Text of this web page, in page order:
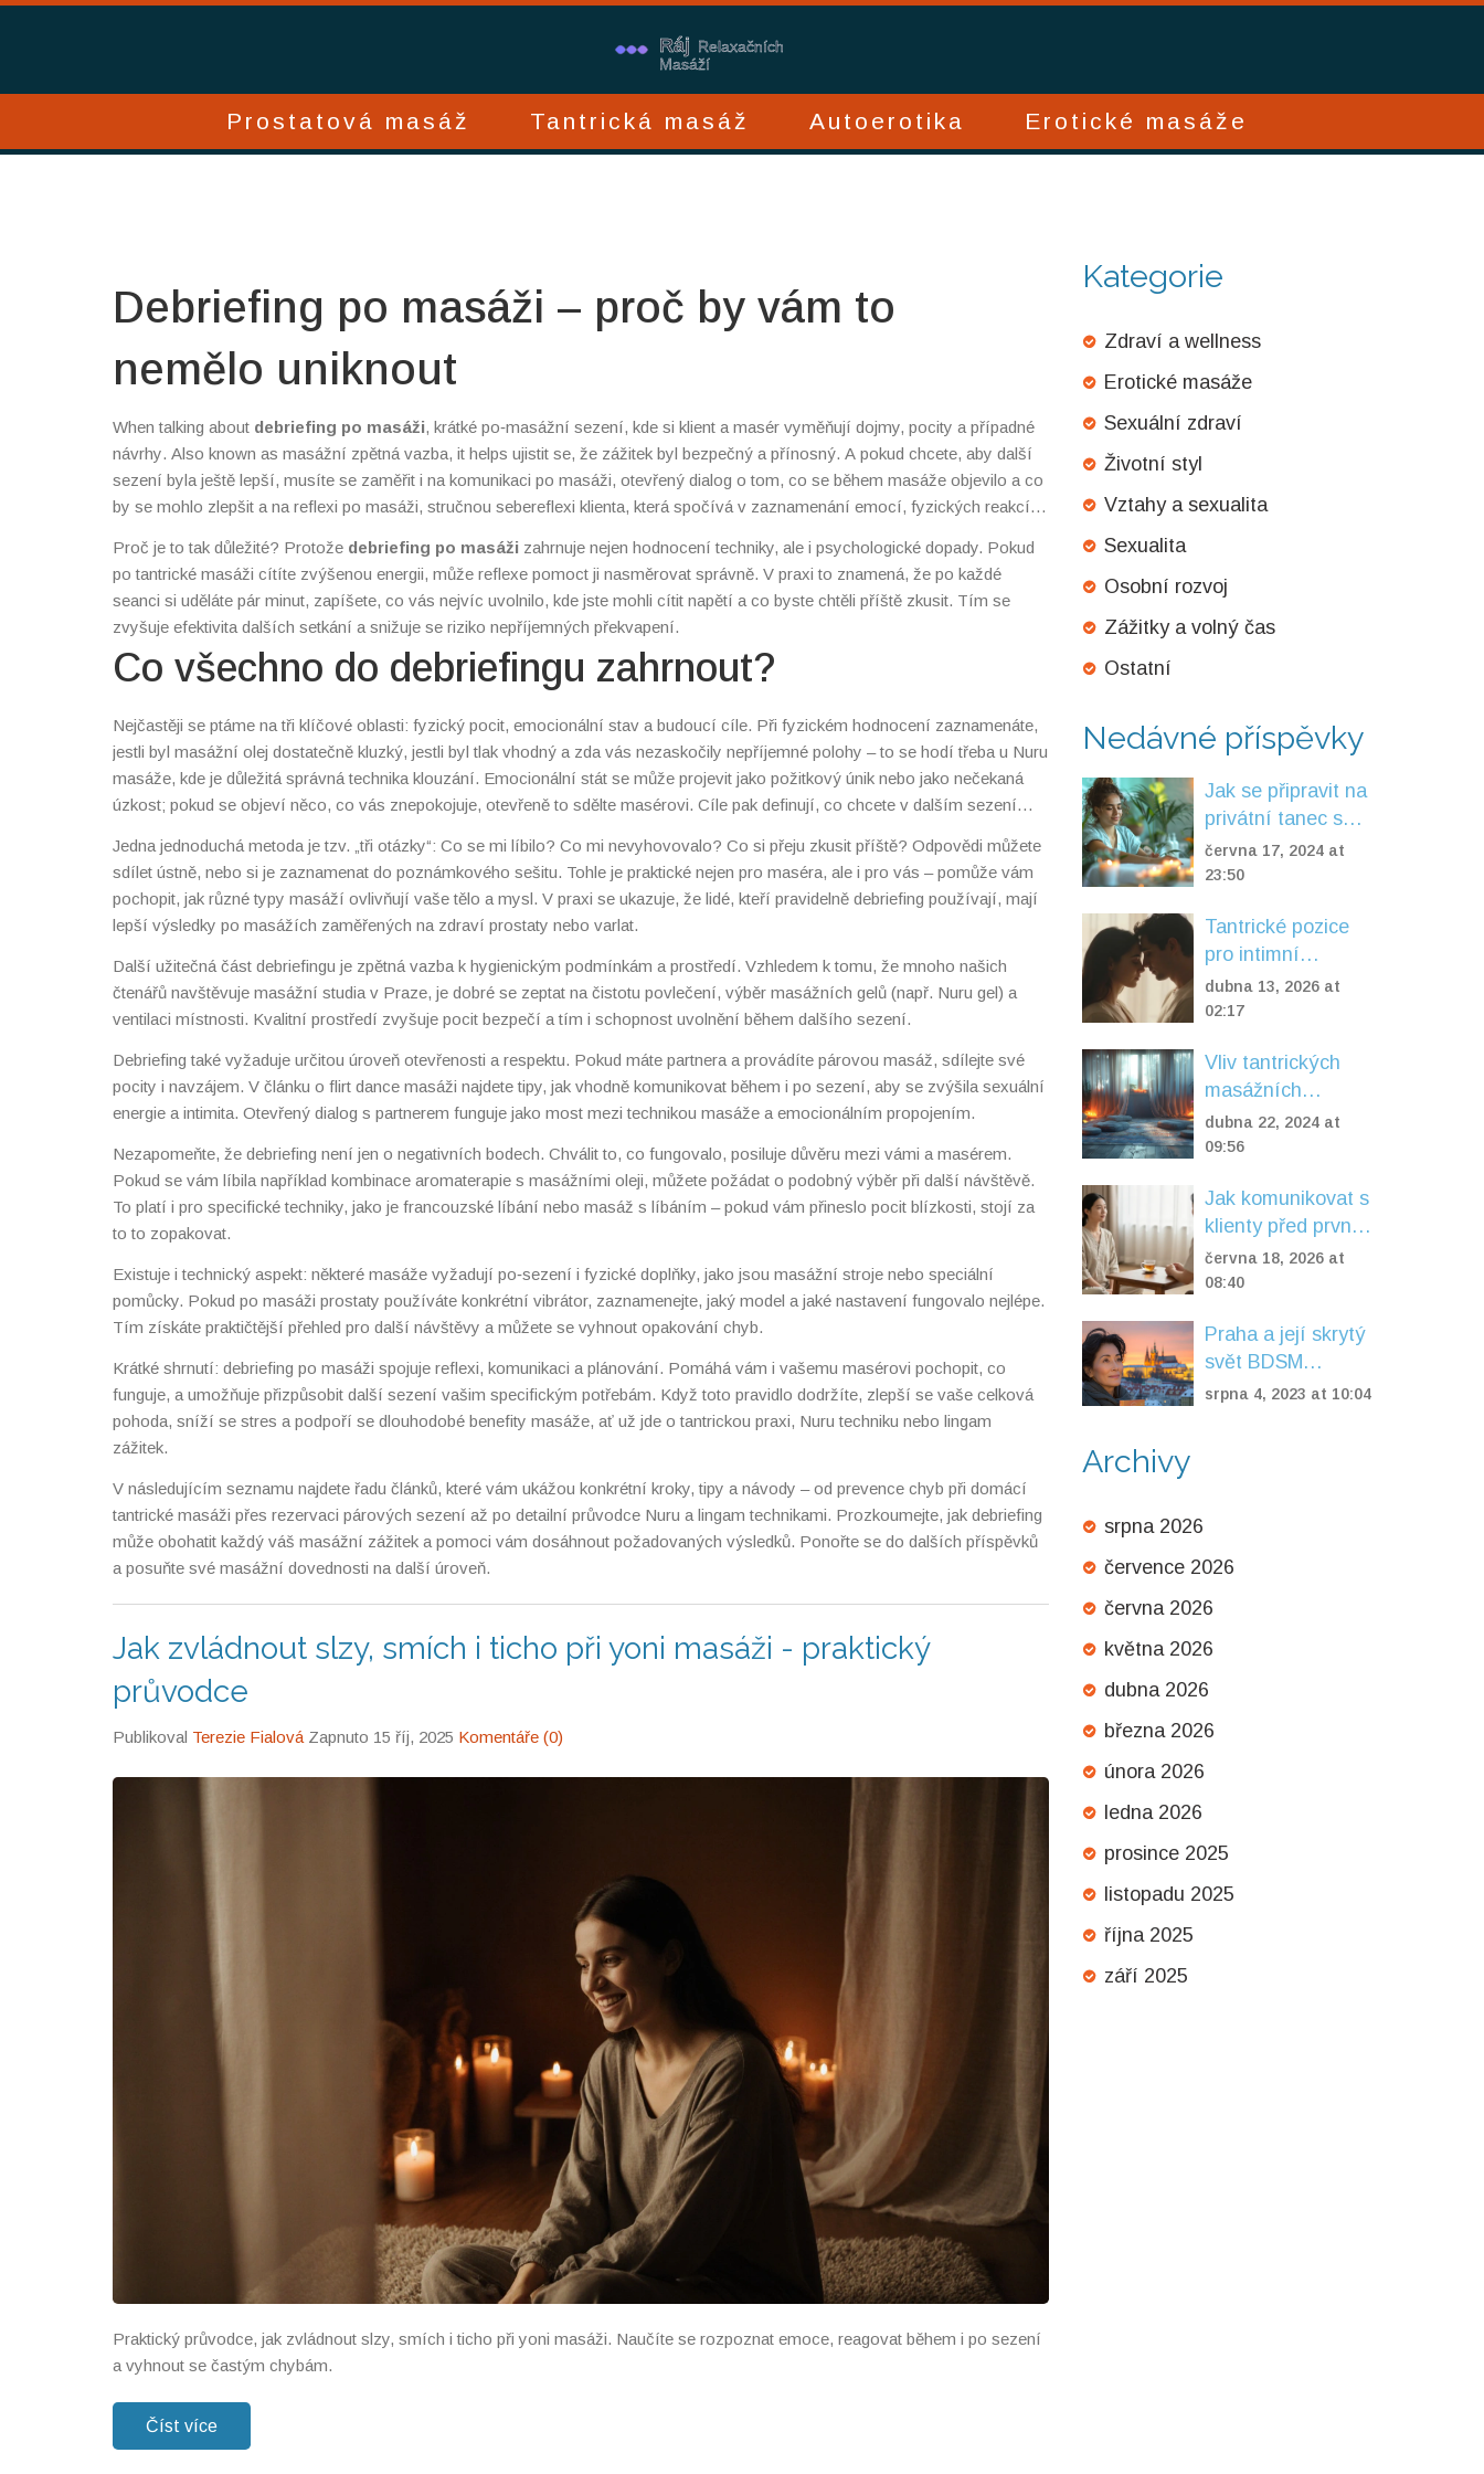
Prostatová masáž Tantrická masáž Autoerotika Erotické masáže
Debriefing po masáži – proč by vám to
nemělo uniknout
When talking about debriefing po masáži, krátké po‑masážní sezení, kde si klient a masér vyměňují dojmy, pocity a případné
návrhy. Also known as masážní zpětná vazba, it helps ujistit se, že zážitek byl bezpečný a přínosný. A pokud chcete, aby další
sezení byla ještě lepší, musíte se zaměřit i na komunikaci po masáži, otevřený dialog o tom, co se během masáže objevilo a co
by se mohlo zlepšit a na reflexi po masáži, stručnou sebereflexi klienta, která spočívá v zaznamenání emocí, fyzických reakcí a
Proč je to tak důležité? Protože debriefing po masáži zahrnuje nejen hodnocení techniky, ale i psychologické dopady. Pokud
po tantrické masáži cítíte zvýšenou energii, může reflexe pomoct ji nasměrovat správně. V praxi to znamená, že po každé
seanci si uděláte pár minut, zapíšete, co vás nejvíc uvolnilo, kde jste mohli cítit napětí a co byste chtěli příště zkusit. Tím se
zvyšuje efektivita dalších setkání a snižuje se riziko nepříjemných překvapení.
Co všechno do debriefingu zahrnout?
Nejčastěji se ptáme na tři klíčové oblasti: fyzický pocit, emocionální stav a budoucí cíle. Při fyzickém hodnocení zaznamenáte,
jestli byl masážní olej dostatečně kluzký, jestli byl tlak vhodný a zda vás nezaskočily nepříjemné polohy – to se hodí třeba u Nuru
masáže, kde je důležitá správná technika klouzání. Emocionální stát se může projevit jako požitkový únik nebo jako nečekaná
úzkost; pokud se objeví něco, co vás znepokojuje, otevřeně to sdělte masérovi. Cíle pak definují, co chcete v dalším sezení
Jedna jednoduchá metoda je tzv. „tři otázky“: Co se mi líbilo? Co mi nevyhovovalo? Co si přeju zkusit příště? Odpovědi můžete
sdílet ústně, nebo si je zaznamenat do poznámkového sešitu. Tohle je praktické nejen pro maséra, ale i pro vás – pomůže vám
pochopit, jak různé typy masáží ovlivňují vaše tělo a mysl. V praxi se ukazuje, že lidé, kteří pravidelně debriefing používají, mají
lepší výsledky po masážích zaměřených na zdraví prostaty nebo varlat.
Další užitečná část debriefingu je zpětná vazba k hygienickým podmínkám a prostředí. Vzhledem k tomu, že mnoho našich
čtenářů navštěvuje masážní studia v Praze, je dobré se zeptat na čistotu povlečení, výběr masážních gelů (např. Nuru gel) a
ventilaci místnosti. Kvalitní prostředí zvyšuje pocit bezpečí a tím i schopnost uvolnění během dalšího sezení.
Debriefing také vyžaduje určitou úroveň otevřenosti a respektu. Pokud máte partnera a provádíte párovou masáž, sdílejte své
pocity i navzájem. V článku o flirt dance masáži najdete tipy, jak vhodně komunikovat během i po sezení, aby se zvýšila sexuální
energie a intimita. Otevřený dialog s partnerem funguje jako most mezi technikou masáže a emocionálním propojením.
Nezapomeňte, že debriefing není jen o negativních bodech. Chválit to, co fungovalo, posiluje důvěru mezi vámi a masérem.
Pokud se vám líbila například kombinace aromaterapie s masážními oleji, můžete požádat o podobný výběr při další návštěvě.
To platí i pro specifické techniky, jako je francouzské líbání nebo masáž s líbáním – pokud vám přineslo pocit blízkosti, stojí za
to to zopakovat.
Existuje i technický aspekt: některé masáže vyžadují po‑sezení i fyzické doplňky, jako jsou masážní stroje nebo speciální
pomůcky. Pokud po masáži prostaty používáte konkrétní vibrátor, zaznamenejte, jaký model a jaké nastavení fungovalo nejlépe.
Tím získáte praktičtější přehled pro další návštěvy a můžete se vyhnout opakování chyb.
Krátké shrnutí: debriefing po masáži spojuje reflexi, komunikaci a plánování. Pomáhá vám i vašemu masérovi pochopit, co
funguje, a umožňuje přizpůsobit další sezení vašim specifickým potřebám. Když toto pravidlo dodržíte, zlepší se vaše celková
pohoda, sníží se stres a podpoří se dlouhodobé benefity masáže, ať už jde o tantrickou praxi, Nuru techniku nebo lingam
zážitek.
V následujícím seznamu najdete řadu článků, které vám ukážou konkrétní kroky, tipy a návody – od prevence chyb při domácí
tantrické masáži přes rezervaci párových sezení až po detailní průvodce Nuru a lingam technikami. Prozkoumejte, jak debriefing
může obohatit každý váš masážní zážitek a pomoci vám dosáhnout požadovaných výsledků. Ponořte se do dalších příspěvků
a posuňte své masážní dovednosti na další úroveň.
Jak zvládnout slzy, smích i ticho při yoni masáži - praktický
průvodce
Publikoval Terezie Fialová Zapnuto 15 říj, 2025 Komentáře (0)
Praktický průvodce, jak zvládnout slzy, smích i ticho při yoni masáži. Naučíte se rozpoznat emoce, reagovat během i po sezení
a vyhnout se častým chybám.
Číst více
Kategorie
Zdraví a wellness
Erotické masáže
Sexuální zdraví
Životní styl
Vztahy a sexualita
Sexualita
Osobní rozvoj
Zážitky a volný čas
Ostatní
Nedávné příspěvky
Jak se připravit na
privátní tanec s
masérkou v Praze
června 17, 2024 at
23:50
Tantrické pozice
pro intimní
spojení: Jak
prohloubit
dubna 13, 2026 at
02:17
Vliv tantrických
masážních
pomůcek na váš
sexuální život:
dubna 22, 2024 at
09:56
Jak komunikovat s
klienty před první
tantrickou masáží:
Průvodce pro
června 18, 2026 at
08:40
Praha a její skrytý
svět BDSM
masáží
srpna 4, 2023 at 10:04
Archivy
srpna 2026
července 2026
června 2026
května 2026
dubna 2026
března 2026
února 2026
ledna 2026
prosince 2025
listopadu 2025
října 2025
září 2025